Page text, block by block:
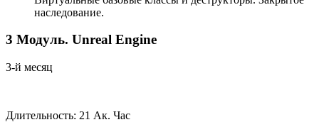
наследование.
3 Модуль. Unreal Engine
3-й месяц
Длительность: 21 Ак. Час